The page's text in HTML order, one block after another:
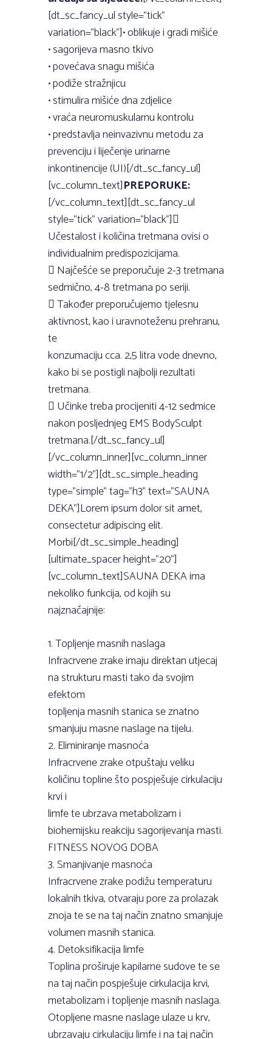
[dt_sc_fancy_ul style=”tick”
variation=”black”]• oblikuje i gradi mišiće
• sagorijeva masno tkivo
• povećava snagu mišića
• podiže stražnjicu
• stimulira mišiće dna zdjelice
• vraća neuromuskularnu kontrolu
• predstavlja neinvazivnu metodu za
prevenciju i liječenje urinarne
inkontinencije (UI)[/dt_sc_fancy_ul]
[vc_column_text]PREPORUKE:
[/vc_column_text][dt_sc_fancy_ul
style=”tick” variation=”black”]
Učestalost i količina tretmana ovisi o
individualnim predispozicijama.
 Najčešće se preporučuje 2-3 tretmana
sedmično, 4-8 tretmana po seriji.
 Također preporučujemo tjelesnu
aktivnost, kao i uravnoteženu prehranu,
te
konzumaciju cca. 2,5 litra vode dnevno,
kako bi se postigli najbolji rezultati
tretmana.
 Učinke treba procijeniti 4-12 sedmice
nakon posljednjeg EMS BodySculpt
tretmana.[/dt_sc_fancy_ul]
[/vc_column_inner][vc_column_inner
width=”1/2”][dt_sc_simple_heading
type=”simple” tag=”h3” text=”SAUNA
DEKA”]Lorem ipsum dolor sit amet,
consectetur adipiscing elit.
Morbi[/dt_sc_simple_heading]
[ultimate_spacer height=”20”]
[vc_column_text]SAUNA DEKA ima
nekoliko funkcija, od kojih su
najznačajnije:
1. Topljenje masnih naslaga
Infracrvene zrake imaju direktan utjecaj
na strukturu masti tako da svojim
efektom
topljenja masnih stanica se znatno
smanjuju masne naslage na tijelu.
2. Eliminiranje masnoća
Infracrvene zrake otpuštaju veliku
količinu topline što pospješuje cirkulaciju
krvi i
limfe te ubrzava metabolizam i
biohemijsku reakciju sagorijevanja masti.
FITNESS NOVOG DOBA
3. Smanjivanje masnoća
Infracrvene zrake podižu temperaturu
lokalnih tkiva, otvaraju pore za prolazak
znoja te se na taj način znatno smanjuje
volumen masnih stanica.
4. Detoksifikacija limfe
Toplina proširuje kapilarne sudove te se
na taj način pospješuje cirkulacija krvi,
metabolizam i topljenje masnih naslaga.
Otopljene masne naslage ulaze u krv,
ubrzavaju cirkulaciju limfe i na taj način